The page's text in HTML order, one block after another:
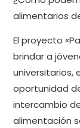
alimentarios
El proyecto
brindar a
universitarios,
oportunidad
intercambio
alimentación